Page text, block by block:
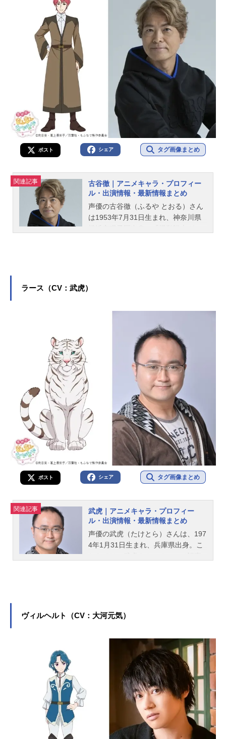
ポスト シェア タグ画像まとめ
関連記事
古谷徹｜アニメキャラ・プロフィー
ル・出演情報・最新情報まとめ
声優の古谷徹（ふるや とおる）さん
は1953年7月31日生まれ、神奈川県
ラース（CV：武虎）
ポスト シェア タグ画像まとめ
関連記事
武虎｜アニメキャラ・プロフィー
ル・出演情報・最新情報まとめ
声優の武虎（たけとら）さんは、197
4年1月31日生まれ、兵庫県出身。こ
ヴィルヘルト（CV：大河元気）